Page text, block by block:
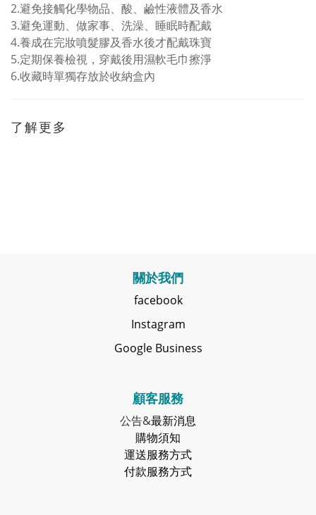
2.避免接觸化學物品、酸、鹼性液體及香水
3.避免運動、做家事、洗澡、睡眠時配戴
4.養成在完妝噴髮膠及香水後才配戴珠寶
5.定期保養檢視，穿戴後用濕軟毛巾擦淨
6.收藏時單獨存放於收納盒內
了解更多
關於我們
facebook
Instagram
Google Business
顧客服務
公告&最新消息
購物須知
運送服務方式
付款服務方式